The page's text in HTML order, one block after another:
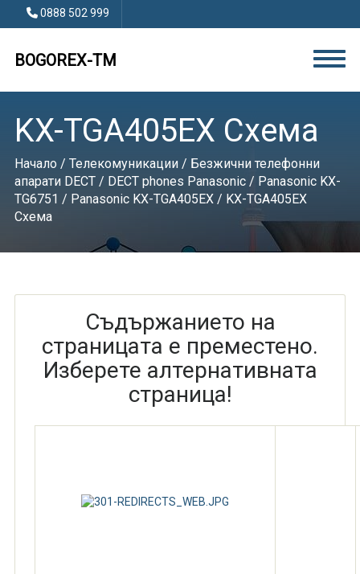
0888 502 999
BOGOREX-TM
KX-TGA405EX Схема
Начало/ Телекомуникации/ Безжични телефонни
апарати DECT/ DECT phones Panasonic/ Panasonic KX-
TG6751 / Panasonic KX-TGA405EX/ KX-TGA405EX
Схема
Съдържанието на
страницата е преместено.
Изберете алтернативната
страница!